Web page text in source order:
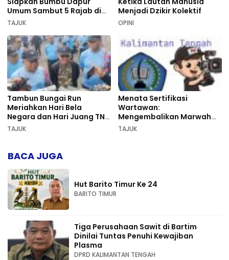
Umum Sambut 5 Rajab di
Sekumpul
TAJUK
Menjadi Dzikir Kolektif
OPINI
Tambun Bungai Run
Meriahkan Hari Bela
Negara dan Hari Juang TNI
AD di Palangka Raya
TAJUK
Menata Sertifikasi
Wartawan:
Mengembalikan Marwah
Pers dan Keadilan
TAJUK
BACA JUGA
Hut Barito Timur Ke 24
BARITO TIMUR
Tiga Perusahaan Sawit di Bartim
Dinilai Tuntas Penuhi Kewajiban
Plasma
DPRD KALIMANTAN TENGAH